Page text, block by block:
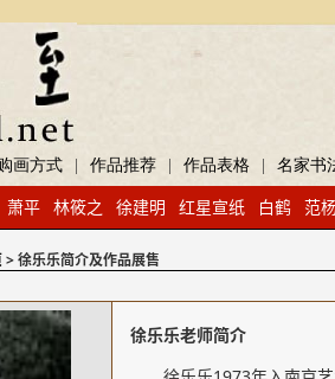
画方式 作品推荐 作品表格 名家书
萧平 林筱之 徐建明 红星宣纸 白鹤 范
> 徐乐乐简介及作品展售
徐乐乐老师简介